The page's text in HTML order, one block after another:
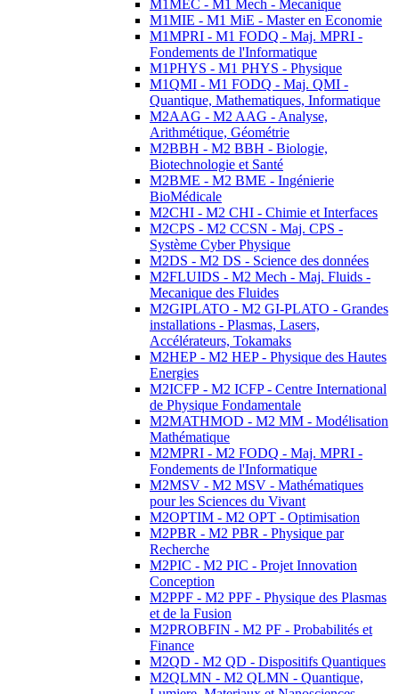
M1MEC - M1 Mech - Mecanique
M1MIE - M1 MiE - Master en Economie
M1MPRI - M1 FODQ - Maj. MPRI -
Fondements de l'Informatique
M1PHYS - M1 PHYS - Physique
M1QMI - M1 FODQ - Maj. QMI -
Quantique, Mathematiques, Informatique
M2AAG - M2 AAG - Analyse,
Arithmétique, Géométrie
M2BBH - M2 BBH - Biologie,
Biotechnologie et Santé
M2BME - M2 BME - Ingénierie
BioMédicale
M2CHI - M2 CHI - Chimie et Interfaces
M2CPS - M2 CCSN - Maj. CPS -
Système Cyber Physique
M2DS - M2 DS - Science des données
M2FLUIDS - M2 Mech - Maj. Fluids -
Mecanique des Fluides
M2GIPLATO - M2 GI-PLATO - Grandes
installations - Plasmas, Lasers,
Accélérateurs, Tokamaks
M2HEP - M2 HEP - Physique des Hautes
Energies
M2ICFP - M2 ICFP - Centre International
de Physique Fondamentale
M2MATHMOD - M2 MM - Modélisation
Mathématique
M2MPRI - M2 FODQ - Maj. MPRI -
Fondements de l'Informatique
M2MSV - M2 MSV - Mathématiques
pour les Sciences du Vivant
M2OPTIM - M2 OPT - Optimisation
M2PBR - M2 PBR - Physique par
Recherche
M2PIC - M2 PIC - Projet Innovation
Conception
M2PPF - M2 PPF - Physique des Plasmas
et de la Fusion
M2PROBFIN - M2 PF - Probabilités et
Finance
M2QD - M2 QD - Dispositifs Quantiques
M2QLMN - M2 QLMN - Quantique,